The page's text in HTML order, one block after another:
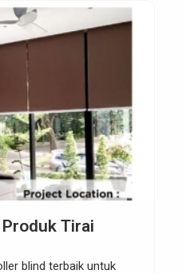
Tirai
blind terbaik untuk